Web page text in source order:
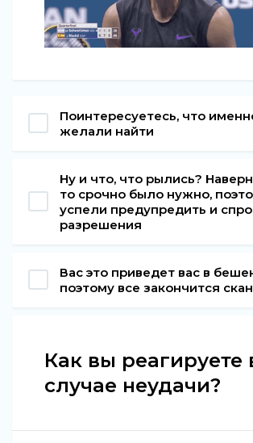
Поинтересуетесь, что
желали найти
Ну и что, что рылись?
то срочно было нужно,
успели предупредить и
разрешения
Вас это приведет вас в
поэтому все закончится
Как вы реагируете
случае неудачи?